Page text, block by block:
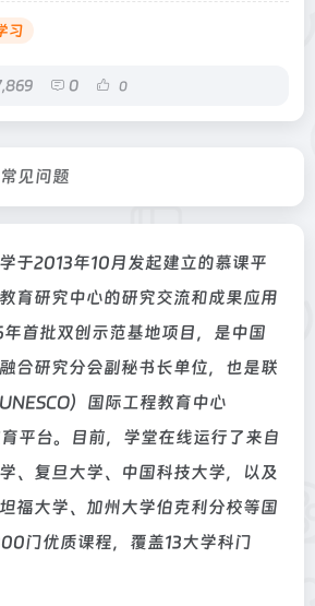
习
0 0
常见问题
于2013年10月发起建立的慕课平
育研究中心的研究交流和成果应用
首批双创示范基地项目，是中国
合研究分会副秘书长单位，也是联
）国际工程教育中心
育平台。目前，学堂在线运行了来自
、复旦大学、中国科技大学，以及
福大学、加州大学伯克利分校等国
门优质课程，覆盖13大学科门